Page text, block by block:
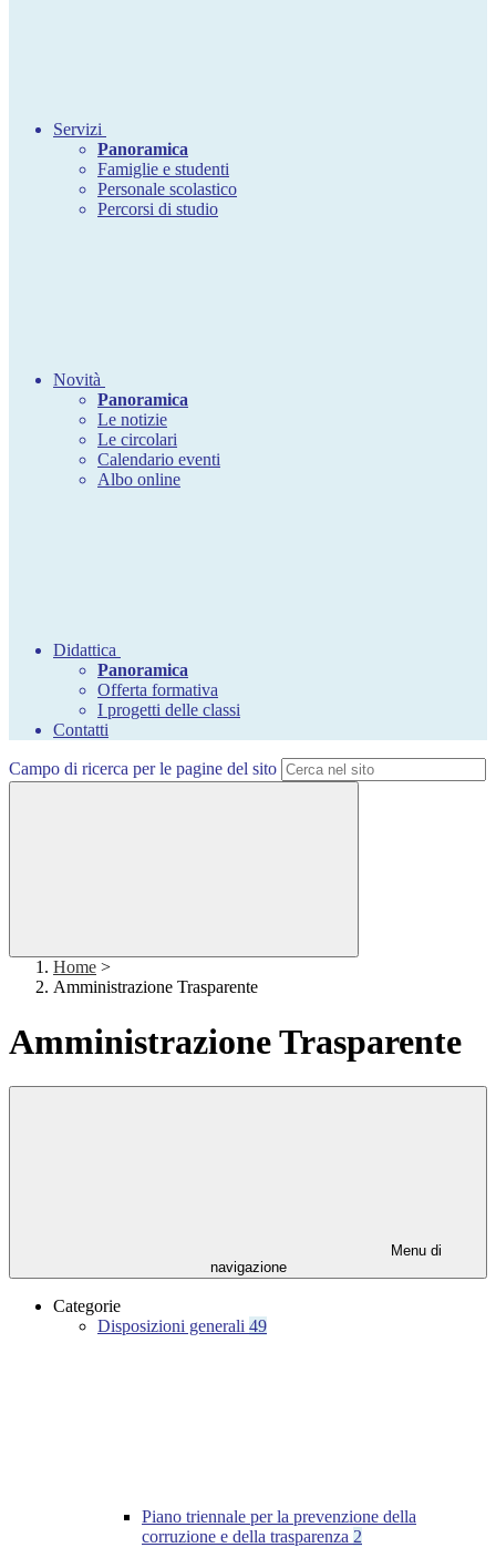
Servizi
Panoramica
Famiglie e studenti
Personale scolastico
Percorsi di studio
Novità
Panoramica
Le notizie
Le circolari
Calendario eventi
Albo online
Didattica
Panoramica
Offerta formativa
I progetti delle classi
Contatti
Campo di ricerca per le pagine del sito
Home >
Amministrazione Trasparente
Amministrazione Trasparente
Menu di
navigazione
Categorie
Disposizioni generali 49
Piano triennale per la prevenzione della
corruzione e della trasparenza 2